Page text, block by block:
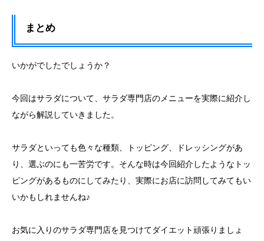
まとめ
いかがでしたでしょうか？
今回はサラダについて、サラダ専門店のメニューを実際に紹介し
ながら解説していきました。
サラダといっても色々な種類、トッピング、ドレッシングがあ
り、選ぶのにも一苦労です。そんな時は今回紹介したようなトッ
ピングがあるものにしてみたり、実際にお店に訪問してみてもい
いかもしれませんね♪
お気に入りのサラダ専門店を見つけてダイエット頑張りましょ